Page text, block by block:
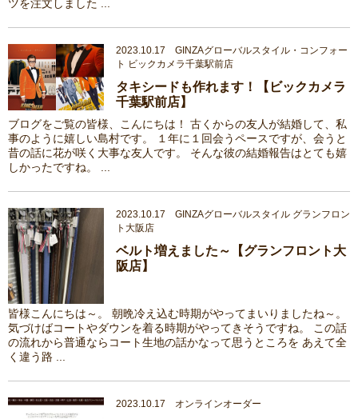
ツを注文しました ...
2023.10.17 GINZAグローバルスタイル・コンフォー
ト ビックカメラ千葉駅前店
タキシードも作れます！【ビックカメラ
千葉駅前店】
ブログをご覧の皆様、こんにちは！ 古くからの友人が結婚して、私
事のように嬉しい島村です。 １年に１回会うペースですが、会うと
昔の話に花が咲く大事な友人です。 そんな彼の結婚報告はとても嬉
しかったですね。 ...
2023.10.17 GINZAグローバルスタイル グランフロン
ト大阪店
ベルト増えました～【グランフロント大
阪店】
皆様こんにちは～。 朝晩冷え込む時期がやってまいりましたね～。
気づけばコートやダウンを着る時期がやってきそうですね。 この話
の流れから普通ならコート生地の話かなって思うところを あえて全
く違う路 ...
2023.10.17 オンラインオーダー